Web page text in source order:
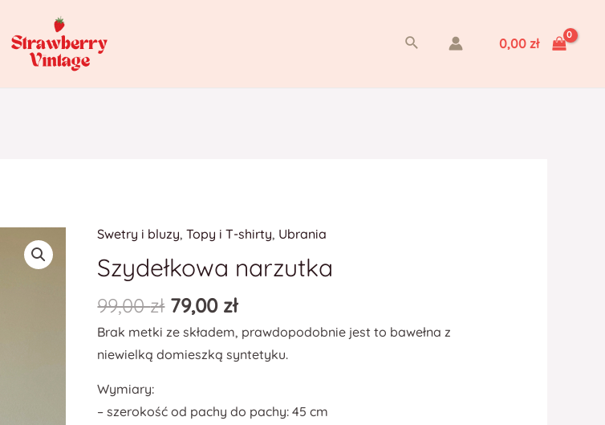
Szukaj 0,00 zł
Swetry i bluzy,Topy i T-shirty, Ubrania
Szydełkowa narzutka
99,00zł 79,00 zł
Brak metki ze składem, prawdopodobnie jest to bawełna z
niewielką domieszką syntetyku.
Wymiary:
– szerokość od pachy do pachy: 45 cm